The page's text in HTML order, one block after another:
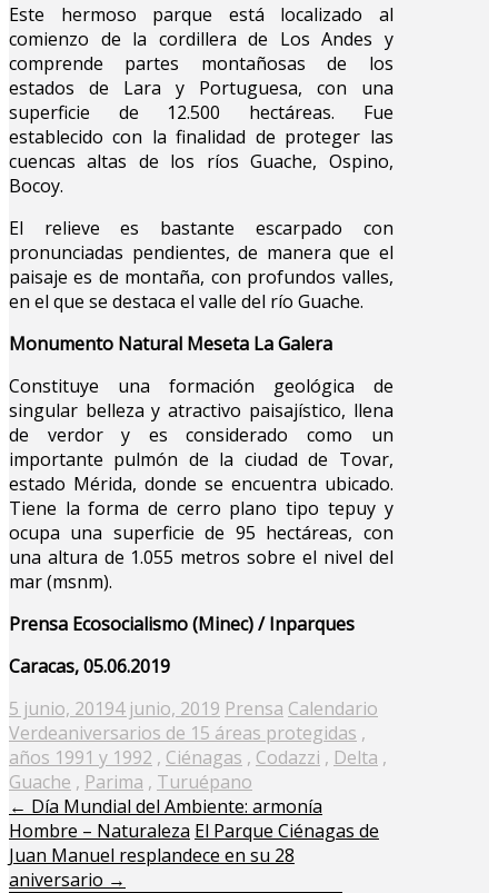
Este hermoso parque está localizado al
comienzo de la cordillera de Los Andes y
comprende partes montañosas de los
estados de Lara y Portuguesa, con una
superficie de 12.500 hectáreas. Fue
establecido con la finalidad de proteger las
cuencas altas de los ríos Guache, Ospino,
Bocoy.
El relieve es bastante escarpado con
pronunciadas pendientes, de manera que el
paisaje es de montaña, con profundos valles,
en el que se destaca el valle del río Guache.
Monumento Natural Meseta La Galera
Constituye una formación geológica de
singular belleza y atractivo paisajístico, llena
de verdor y es considerado como un
importante pulmón de la ciudad de Tovar,
estado Mérida, donde se encuentra ubicado.
Tiene la forma de cerro plano tipo tepuy y
ocupa una superficie de 95 hectáreas, con
una altura de 1.055 metros sobre el nivel del
mar (msnm).
Prensa Ecosocialismo (Minec) / Inparques
Caracas, 05.06.2019
Posted
on
5 junio, 20194 junio, 2019 Prensa Calendario
Verdeaniversarios de 15 áreas protegidas ,
años 1991 y 1992 , Ciénagas , Codazzi , Delta ,
Guache , Parima , Turuépano
← Día Mundial del Ambiente: armonía
Hombre – Naturaleza El Parque Ciénagas de
Juan Manuel resplandece en su 28
aniversario →